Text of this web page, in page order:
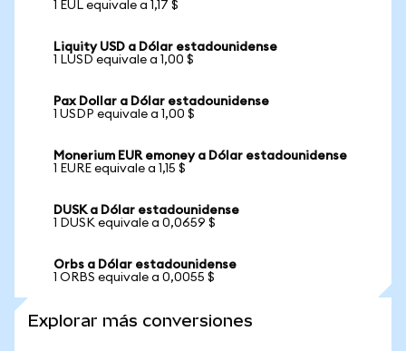
1 EUL equivale a 1,17 $
Liquity USD a Dólar estadounidense
1 LUSD equivale a 1,00 $
Pax Dollar a Dólar estadounidense
1 USDP equivale a 1,00 $
Monerium EUR emoney a Dólar estadounidense
1 EURE equivale a 1,15 $
DUSK a Dólar estadounidense
1 DUSK equivale a 0,0659 $
Orbs a Dólar estadounidense
1 ORBS equivale a 0,0055 $
Explorar más conversiones